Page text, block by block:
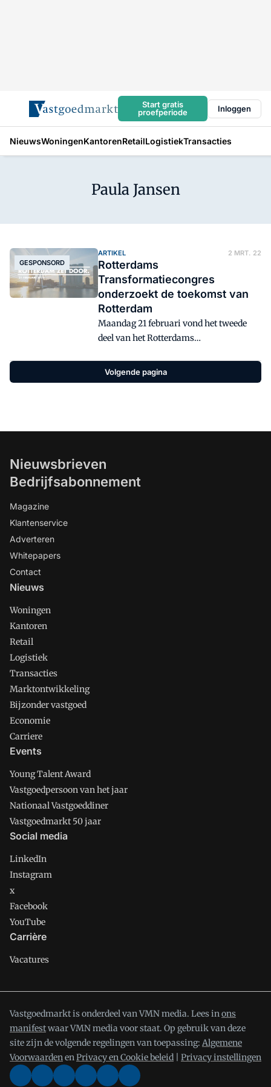
Start gratis
proefperiode
Inloggen
NieuwsWoningenKantorenRetailLogistiekTransacties
Paula Jansen
GESPONSORD
ARTIKEL 2 MRT. 22
Rotterdams
Transformatiecongres
onderzoekt de toekomst van
Rotterdam
Maandag 21 februari vond het tweede
deel van het Rotterdams
congres zoomde in op gebouw- en
gebiedstransformatie en innovatie in de
Volgende pagina
Nieuwsbrieven
Bedrijfsabonnement
Magazine
Klantenservice
Adverteren
Whitepapers
Contact
Nieuws
Woningen
Kantoren
Retail
Logistiek
Transacties
Marktontwikkeling
Bijzonder vastgoed
Economie
Carriere
Events
Young Talent Award
Vastgoedpersoon van het jaar
Nationaal Vastgoeddiner
Vastgoedmarkt 50 jaar
Social media
LinkedIn
Instagram
x
Facebook
YouTube
Carrière
Vacatures
Vastgoedmarkt is onderdeel van VMN media. Lees inons
manifestwaar VMN media voor staat. Op gebruik van deze
site zijn de volgende regelingen van toepassing: Algemene
VoorwaardenenPrivacy en Cookie beleid Privacy instellingen